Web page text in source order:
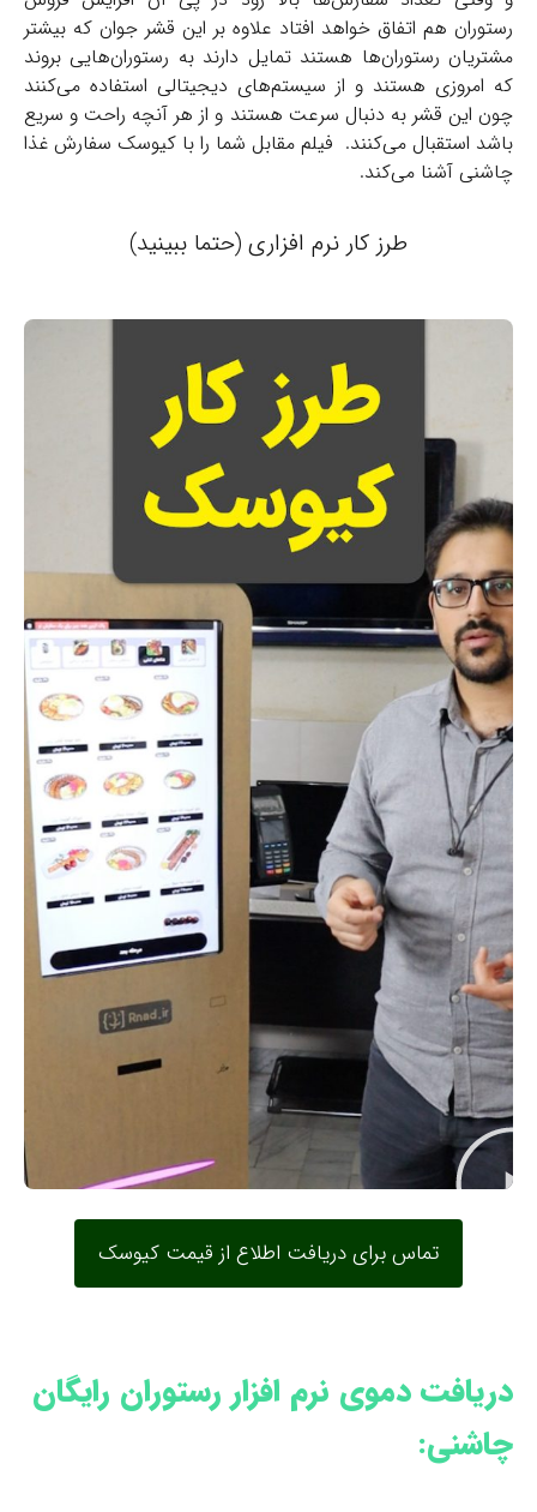
رستوران هم اتفاق خواهد افتاد علاوه بر این قشر جوان که بیشتر
مشتریان رستوران‌ها هستند تمایل دارند به رستوران‌هایی بروند
که امروزی هستند و از سیستم‌های دیجیتالی استفاده می‌کنند
چون این قشر به دنبال سرعت هستند و از هر آنچه راحت و سریع
باشد استقبال می‌کنند. فیلم مقابل شما را با کیوسک سفارش غذا
چاشنی آشنا می‌کند.
طرز کار نرم افزاری (حتما ببینید)
تماس برای دریافت اطلاع از قیمت کیوسک
دریافت دموی نرم افزار رستوران رایگان
چاشنی: